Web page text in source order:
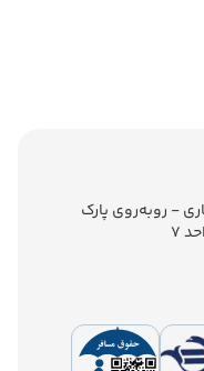
- روبه‌روی پارک
7